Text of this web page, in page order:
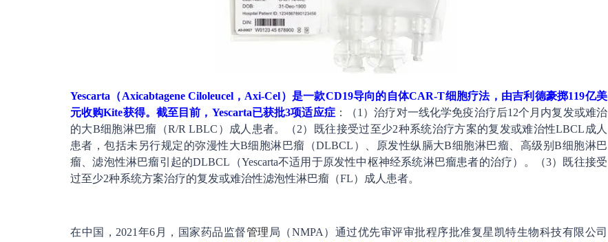
Yescarta（Axicabtagene Ciloleucel，Axi-Cel）是一款CD19导向的自体CAR-T细胞疗法，由吉利德豪掷119亿美
元收购Kite获得。截至目前，Yescarta已获批3项适应症：（1）治疗对一线化学免疫治疗后12个月内复发或难治
的大B细胞淋巴瘤（R/R LBLC）成人患者。（2）既往接受过至少2种系统治疗方案的复发或难治性LBCL成人
患者，包括未另行规定的弥漫性大B细胞淋巴瘤（DLBCL）、原发性纵膈大B细胞淋巴瘤、高级别B细胞淋巴
瘤、滤泡性淋巴瘤引起的DLBCL（Yescarta不适用于原发性中枢神经系统淋巴瘤患者的治疗）。（3）既往接受
过至少2种系统方案治疗的复发或难治性滤泡性淋巴瘤（FL）成人患者。
在中国，2021年6月，国家药品监督管理 局（NMPA）通过优先审评审批程序批准复星凯特生物科技有限公司